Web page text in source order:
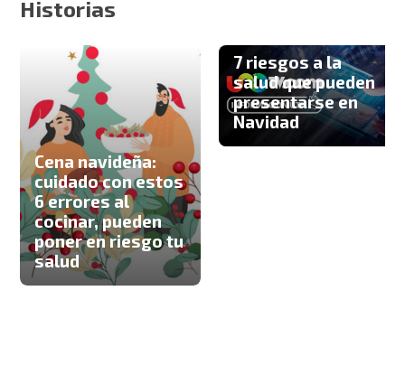
Historias
Cena navideña:
cuidado con estos
6 errores al
cocinar, pueden
poner en riesgo tu
salud
7 riesgos a la
salud que pueden
presentarse en
Navidad